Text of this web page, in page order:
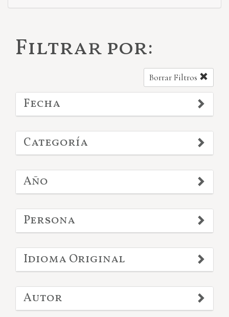
Filtrar por:
Borrar Filtros
Fecha
Categoría
Año
Persona
Idioma Original
Autor